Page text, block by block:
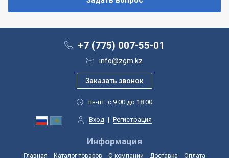
+7 (775) 007-55-01
info@zgm.kz
пн-пт: с 9:00 до 18:00
Вход | Регистрация
Информация
Главная Каталог товаров О компании Доставка
Оплата